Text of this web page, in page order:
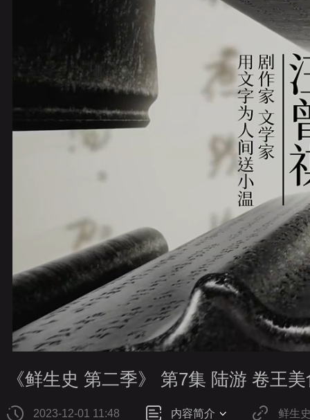
比划 快看 蓝海中国 新兵请入列
竞猜 2026年世界杯 2026年冬奥会
CCTV奥林匹克频道 生活体育大会 体育江湖
乡村振兴 一带一路 央博
大国智造 大国展会 云顶对话 云起
片库 热播
《鲜生史 第二季》 第7集 陆游 卷王
2023-12-01 11:48 内容简介 鲜生